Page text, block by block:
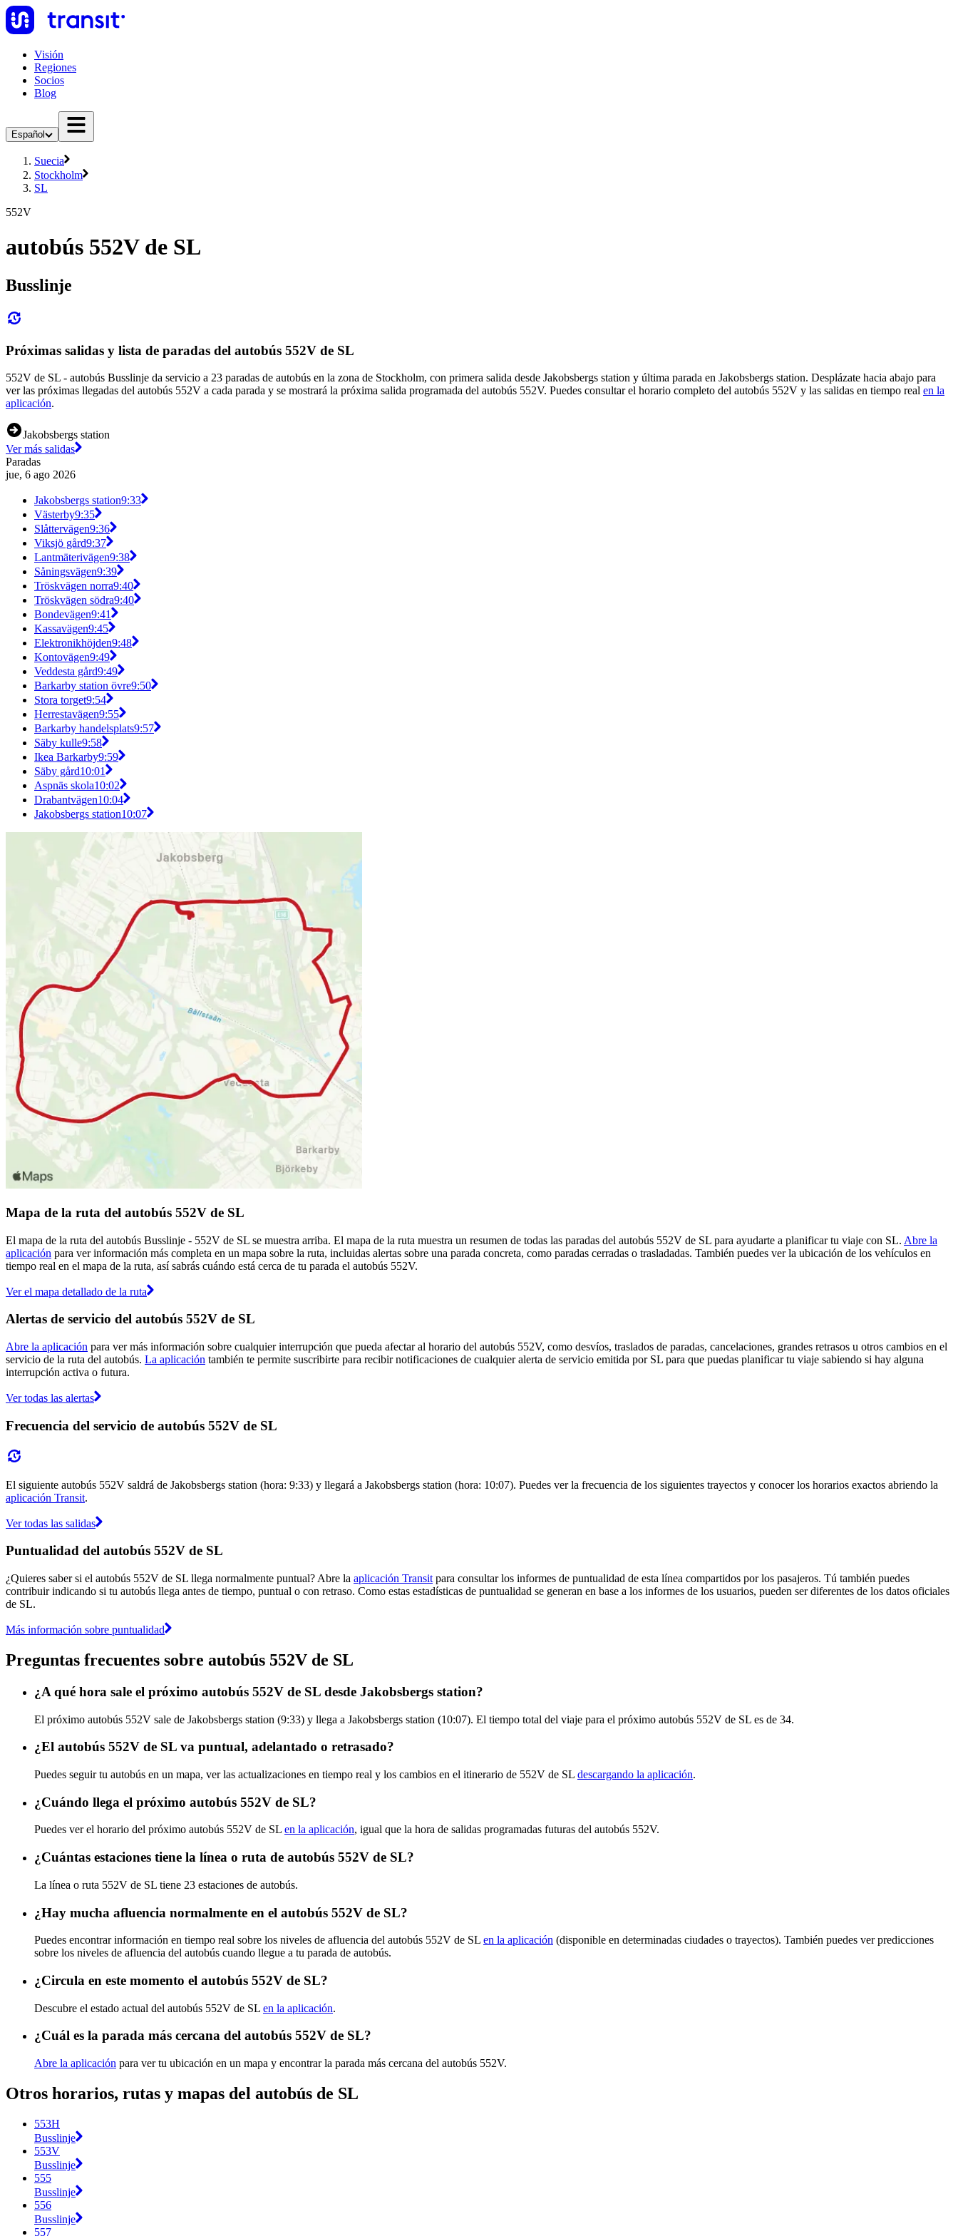
Visión
Regiones
Socios
Blog
Español
Suecia
Stockholm
SL
552V
autobús 552V de SL
Busslinje
Próximas salidas y lista de paradas del autobús 552V de SL
552V de SL - autobús Busslinje da servicio a 23 paradas de autobús en la zona de Stockholm, con primera salida desde Jakobsbergs station y última parada en Jakobsbergs station. Desplázate hacia abajo para
ver las próximas llegadas del autobús 552V a cada parada y se mostrará la próxima salida programada del autobús 552V. Puedes consultar el horario completo del autobús 552V y las salidas en tiempo real en la
aplicación.
Jakobsbergs station
Ver más salidas
Paradas
jue, 6 ago 2026
Jakobsbergs station9:33
Västerby9:35
Slåttervägen9:36
Viksjö gård9:37
Lantmäterivägen9:38
Såningsvägen9:39
Tröskvägen norra9:40
Tröskvägen södra9:40
Bondevägen9:41
Kassavägen9:45
Elektronikhöjden9:48
Kontovägen9:49
Veddesta gård9:49
Barkarby station övre9:50
Stora torget9:54
Herrestavägen9:55
Barkarby handelsplats9:57
Säby kulle9:58
Ikea Barkarby9:59
Säby gård10:01
Aspnäs skola10:02
Drabantvägen10:04
Jakobsbergs station10:07
Mapa de la ruta del autobús 552V de SL
El mapa de la ruta del autobús Busslinje - 552V de SL se muestra arriba. El mapa de la ruta muestra un resumen de todas las paradas del autobús 552V de SL para ayudarte a planificar tu viaje con SL. Abre la
aplicación para ver información más completa en un mapa sobre la ruta, incluidas alertas sobre una parada concreta, como paradas cerradas o trasladadas. También puedes ver la ubicación de los vehículos en
tiempo real en el mapa de la ruta, así sabrás cuándo está cerca de tu parada el autobús 552V.
Ver el mapa detallado de la ruta
Alertas de servicio del autobús 552V de SL
Abre la aplicación para ver más información sobre cualquier interrupción que pueda afectar al horario del autobús 552V, como desvíos, traslados de paradas, cancelaciones, grandes retrasos u otros cambios en el
servicio de la ruta del autobús. La aplicación también te permite suscribirte para recibir notificaciones de cualquier alerta de servicio emitida por SL para que puedas planificar tu viaje sabiendo si hay alguna
interrupción activa o futura.
Ver todas las alertas
Frecuencia del servicio de autobús 552V de SL
El siguiente autobús 552V saldrá de Jakobsbergs station (hora: 9:33) y llegará a Jakobsbergs station (hora: 10:07). Puedes ver la frecuencia de los siguientes trayectos y conocer los horarios exactos abriendo la
aplicación Transit.
Ver todas las salidas
Puntualidad del autobús 552V de SL
¿Quieres saber si el autobús 552V de SL llega normalmente puntual? Abre la aplicación Transit para consultar los informes de puntualidad de esta línea compartidos por los pasajeros. Tú también puedes
contribuir indicando si tu autobús llega antes de tiempo, puntual o con retraso. Como estas estadísticas de puntualidad se generan en base a los informes de los usuarios, pueden ser diferentes de los datos oficiales
de SL.
Más información sobre puntualidad
Preguntas frecuentes sobre autobús 552V de SL
¿A qué hora sale el próximo autobús 552V de SL desde Jakobsbergs station?
El próximo autobús 552V sale de Jakobsbergs station (9:33) y llega a Jakobsbergs station (10:07). El tiempo total del viaje para el próximo autobús 552V de SL es de 34.
¿El autobús 552V de SL va puntual, adelantado o retrasado?
Puedes seguir tu autobús en un mapa, ver las actualizaciones en tiempo real y los cambios en el itinerario de 552V de SL descargando la aplicación.
¿Cuándo llega el próximo autobús 552V de SL?
Puedes ver el horario del próximo autobús 552V de SL en la aplicación, igual que la hora de salidas programadas futuras del autobús 552V.
¿Cuántas estaciones tiene la línea o ruta de autobús 552V de SL?
La línea o ruta 552V de SL tiene 23 estaciones de autobús.
¿Hay mucha afluencia normalmente en el autobús 552V de SL?
Puedes encontrar información en tiempo real sobre los niveles de afluencia del autobús 552V de SL en la aplicación (disponible en determinadas ciudades o trayectos). También puedes ver predicciones
sobre los niveles de afluencia del autobús cuando llegue a tu parada de autobús.
¿Circula en este momento el autobús 552V de SL?
Descubre el estado actual del autobús 552V de SL en la aplicación.
¿Cuál es la parada más cercana del autobús 552V de SL?
Abre la aplicación para ver tu ubicación en un mapa y encontrar la parada más cercana del autobús 552V.
Otros horarios, rutas y mapas del autobús de SL
553H
Busslinje
553V
Busslinje
555
Busslinje
556
Busslinje
557